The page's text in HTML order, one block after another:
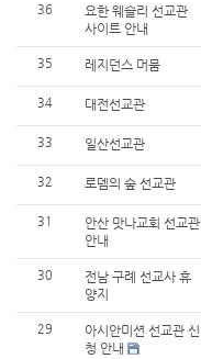
36
요한 웨슬리 선교관
사이트 안내
35 레지던스 머뭄
34 대전선교관
33 일산선교관
32 로뎀의 숲 선교관
31
안산 맛나교회 선교관
안내
30
전남 구례 선교사 휴
양지
29
아시안미션 선교관 신
청 안내